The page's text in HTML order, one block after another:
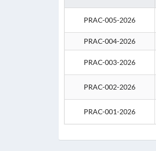
PRAC-005-2026
PRAC-004-2026
PRAC-003-2026
PRAC-002-2026
PRAC-001-2026